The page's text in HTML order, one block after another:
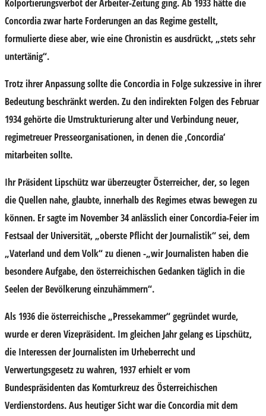
Kolportierungsverbot der Arbeiter-Zeitung ging. Ab 1933 hätte die
Concordia zwar harte Forderungen an das Regime gestellt,
formulierte diese aber, wie eine Chronistin es ausdrückt, „stets sehr
untertänig“.
Trotz ihrer Anpassung sollte die Concordia in Folge sukzessive in ihrer
Bedeutung beschränkt werden. Zu den indirekten Folgen des Februar
1934 gehörte die Umstrukturierung alter und Verbindung neuer,
regimetreuer Presseorganisationen, in denen die ‚Concordia‘
mitarbeiten sollte.
Ihr Präsident Lipschütz war überzeugter Österreicher, der, so legen
die Quellen nahe, glaubte, innerhalb des Regimes etwas bewegen zu
können. Er sagte im November 34 anlässlich einer Concordia-Feier im
Festsaal der Universität, „oberste Pflicht der Journalistik“ sei, dem
„Vaterland und dem Volk“ zu dienen -„wir Journalisten haben die
besondere Aufgabe, den österreichischen Gedanken täglich in die
Seelen der Bevölkerung einzuhämmern“.
Als 1936 die österreichische „Pressekammer“ gegründet wurde,
wurde er deren Vizepräsident. Im gleichen Jahr gelang es Lipschütz,
die Interessen der Journalisten im Urheberrecht und
Verwertungsgesetz zu wahren, 1937 erhielt er vom
Bundespräsidenten das Komturkreuz des Österreichischen
Verdienstordens. Aus heutiger Sicht war die Concordia mit dem